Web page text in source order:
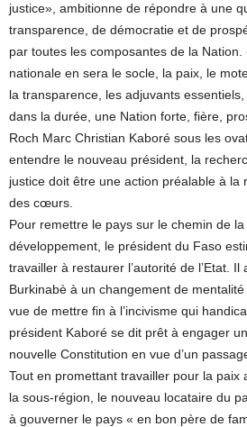
justice», ambitionne de répondre à une
transparence, de démocratie et de
par toutes les composantes de la Nation.
nationale en sera le socle, la paix, le
la transparence, les adjuvants
dans la durée, une Nation forte, fière,
Roch Marc Christian Kaboré sous les
entendre le nouveau président, la
justice doit être une action préalable à la
des cœurs.
Pour remettre le pays sur le chemin de
développement, le président du Faso
travailler à restaurer l’autorité de l’Etat. Il
Burkinabè à un changement de
vue de mettre fin à l’incivisme qui
président Kaboré se dit prêt à engager
nouvelle Constitution en vue d’un
Tout en promettant travailler pour la paix
la sous-région, le nouveau locataire du
à gouverner le pays « en bon père de